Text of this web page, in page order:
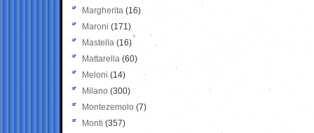
Margherita (16)
Maroni (171)
Mastella (16)
Mattarella (60)
Meloni (14)
Milano (300)
Montezemolo (7)
Monti (357)